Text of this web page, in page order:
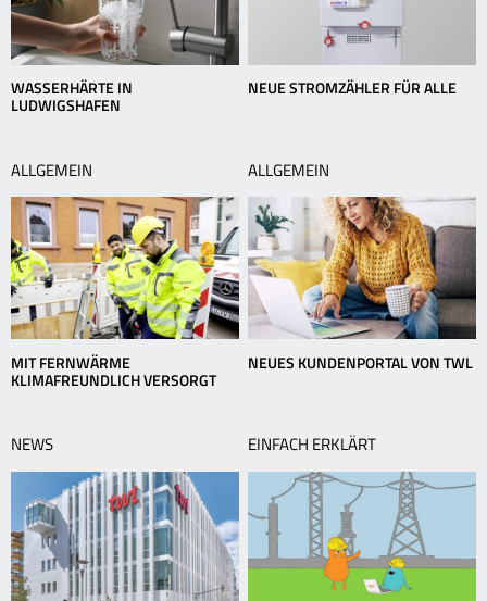
WASSERHÄRTE IN
LUDWIGSHAFEN
NEUE STROMZÄHLER FÜR ALLE
ALLGEMEIN
MIT FERNWÄRME
KLIMAFREUNDLICH VERSORGT
ALLGEMEIN
NEUES KUNDENPORTAL VON TWL
NEWS EINFACH ERKLÄRT